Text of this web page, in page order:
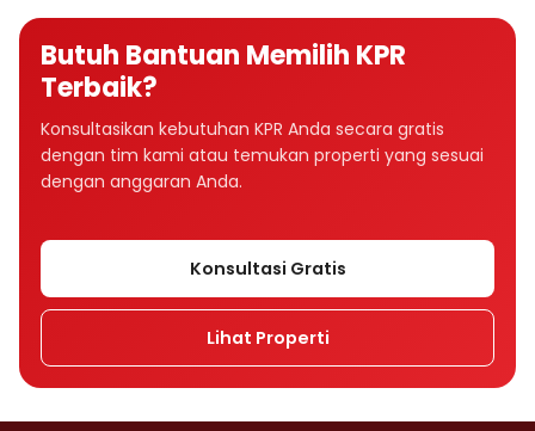
Butuh Bantuan Memilih KPR
Terbaik?
Konsultasikan kebutuhan KPR Anda secara gratis
dengan tim kami atau temukan properti yang sesuai
dengan anggaran Anda.
Konsultasi Gratis
Lihat Properti